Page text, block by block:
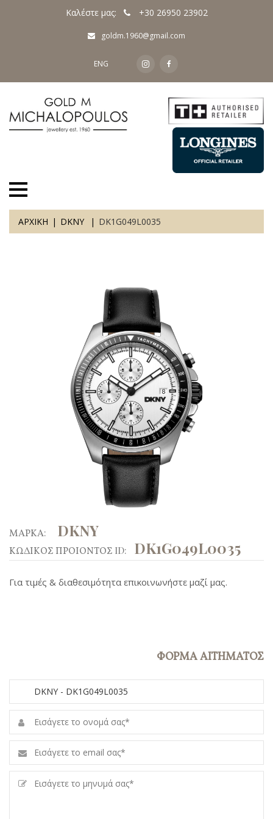
Καλέστε μας: +30 26950 23902
goldm.1960@gmail.com
ENG
ΑΡΧΙΚΗ DKNY DK1G049L0035
ΜΑΡΚΑ: DKNY
ΚΩΔΙΚΟΣ ΠΡΟΙΟΝΤΟΣ ID: DK1G049L0035
Για τιμές & διαθεσιμότητα επικοινωνήστε μαζί μας.
ΦΟΡΜΑ ΑΙΤΗΜΑΤΟΣ